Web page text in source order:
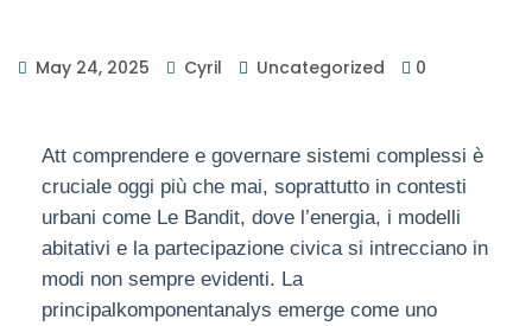
May 24, 2025 Cyril Uncategorized 0
Att comprendere e governare sistemi complessi è
cruciale oggi più che mai, soprattutto in contesti
urbani come Le Bandit, dove l’energia, i modelli
abitativi e la partecipazione civica si intrecciano in
modi non sempre evidenti. La
principalkomponentanalys emerge come uno